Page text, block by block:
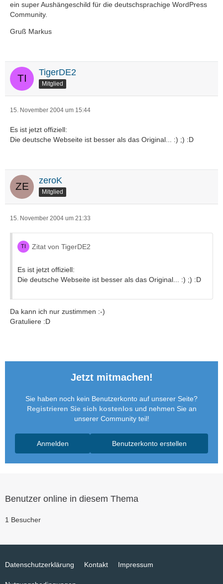
ein super Aushängeschild für die deutschsprachige WordPress
Community.
Gruß Markus
TigerDE2
Mitglied
15. November 2004 um 15:44
Es ist jetzt offiziell:
Die deutsche Webseite ist besser als das Original... :) ;) :D
zeroK
Mitglied
15. November 2004 um 21:33
Zitat von TigerDE2
Es ist jetzt offiziell:
Die deutsche Webseite ist besser als das Original... :) ;) :D
Da kann ich nur zustimmen :-)
Gratuliere :D
Jetzt mitmachen!
Sie haben noch kein Benutzerkonto auf unserer Seite?
Registrieren Sie sich kostenlos und nehmen Sie an
unserer Community teil!
Benutzerkonto erstellen
Anmelden
Benutzer online in diesem Thema
1 Besucher
Datenschutzerklärung Kontakt Impressum